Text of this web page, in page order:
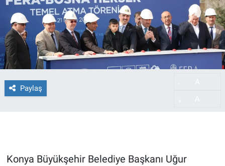
Paylaş
Konya Büyükşehir Belediye Başkanı Uğur
Künye
Son Dakika Haberleri
Haber Arşivi